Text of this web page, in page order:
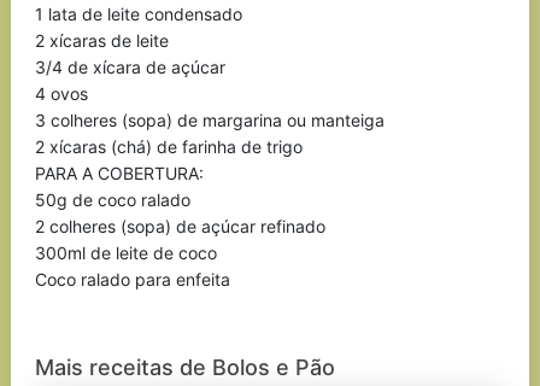
1 lata de leite condensado
2 xícaras de leite
3/4 de xícara de açúcar
4 ovos
3 colheres (sopa) de margarina ou manteiga
2 xícaras (chá) de farinha de trigo
PARA A COBERTURA:
50g de coco ralado
2 colheres (sopa) de açúcar refinado
300ml de leite de coco
Coco ralado para enfeita
Mais receitas de Bolos e Pão